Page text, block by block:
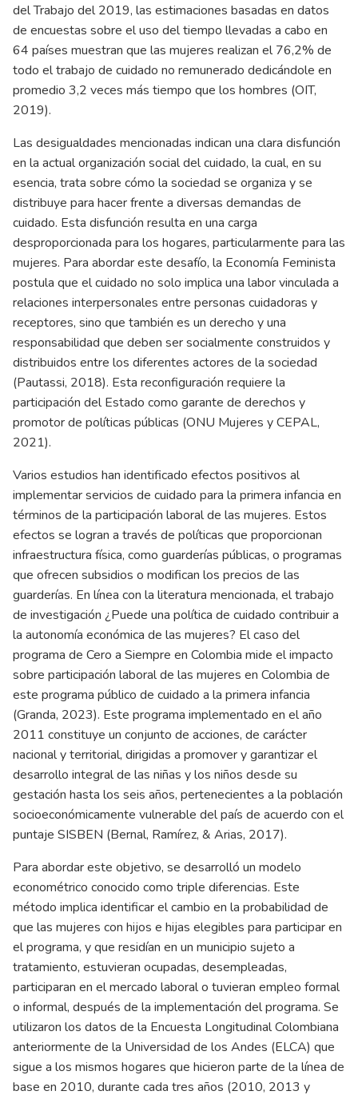
del Trabajo del 2019, las estimaciones basadas en datos
de encuestas sobre el uso del tiempo llevadas a cabo en
64 países muestran que las mujeres realizan el 76,2% de
todo el trabajo de cuidado no remunerado dedicándole en
promedio 3,2 veces más tiempo que los hombres (OIT,
2019).
Las desigualdades mencionadas indican una clara disfunción
en la actual organización social del cuidado, la cual, en su
esencia, trata sobre cómo la sociedad se organiza y se
distribuye para hacer frente a diversas demandas de
cuidado. Esta disfunción resulta en una carga
desproporcionada para los hogares, particularmente para las
mujeres. Para abordar este desafío, la Economía Feminista
postula que el cuidado no solo implica una labor vinculada a
relaciones interpersonales entre personas cuidadoras y
receptores, sino que también es un derecho y una
responsabilidad que deben ser socialmente construidos y
distribuidos entre los diferentes actores de la sociedad
(Pautassi, 2018). Esta reconfiguración requiere la
participación del Estado como garante de derechos y
promotor de políticas públicas (ONU Mujeres y CEPAL,
2021).
Varios estudios han identificado efectos positivos al
implementar servicios de cuidado para la primera infancia en
términos de la participación laboral de las mujeres. Estos
efectos se logran a través de políticas que proporcionan
infraestructura física, como guarderías públicas, o programas
que ofrecen subsidios o modifican los precios de las
guarderías. En línea con la literatura mencionada, el trabajo
de investigación ¿Puede una política de cuidado contribuir a
la autonomía económica de las mujeres? El caso del
programa de Cero a Siempre en Colombia mide el impacto
sobre participación laboral de las mujeres en Colombia de
este programa público de cuidado a la primera infancia
(Granda, 2023). Este programa implementado en el año
2011 constituye un conjunto de acciones, de carácter
nacional y territorial, dirigidas a promover y garantizar el
desarrollo integral de las niñas y los niños desde su
gestación hasta los seis años, pertenecientes a la población
socioeconómicamente vulnerable del país de acuerdo con el
puntaje SISBEN (Bernal, Ramírez, & Arias, 2017).
Para abordar este objetivo, se desarrolló un modelo
econométrico conocido como triple diferencias. Este
método implica identificar el cambio en la probabilidad de
que las mujeres con hijos e hijas elegibles para participar en
el programa, y que residían en un municipio sujeto a
tratamiento, estuvieran ocupadas, desempleadas,
participaran en el mercado laboral o tuvieran empleo formal
o informal, después de la implementación del programa. Se
utilizaron los datos de la Encuesta Longitudinal Colombiana
anteriormente de la Universidad de los Andes (ELCA) que
sigue a los mismos hogares que hicieron parte de la línea de
base en 2010, durante cada tres años (2010, 2013 y